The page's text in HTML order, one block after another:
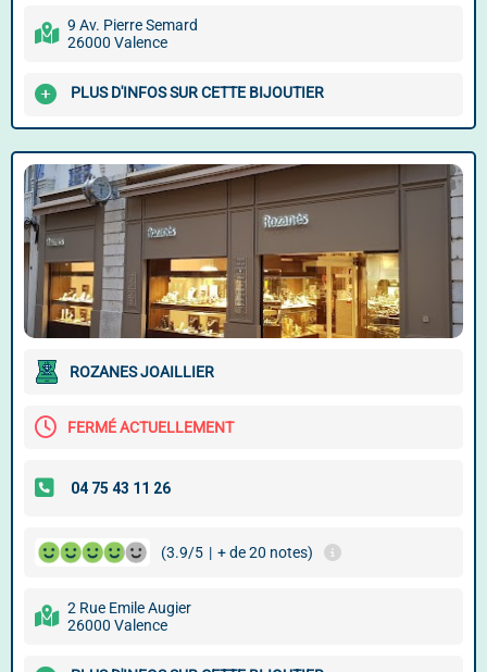
9 Av. Pierre Semard
26000 Valence
PLUS D'INFOS SUR CETTE BIJOUTIER
ROZANES JOAILLIER
FERMÉ ACTUELLEMENT
(3.9/5 | + de 20 notes)
2 Rue Emile Augier
26000 Valence